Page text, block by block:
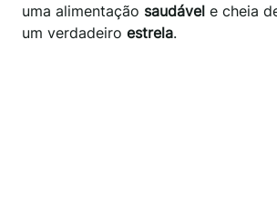
uma alimentação saudável e cheia
um verdadeiro estrela.